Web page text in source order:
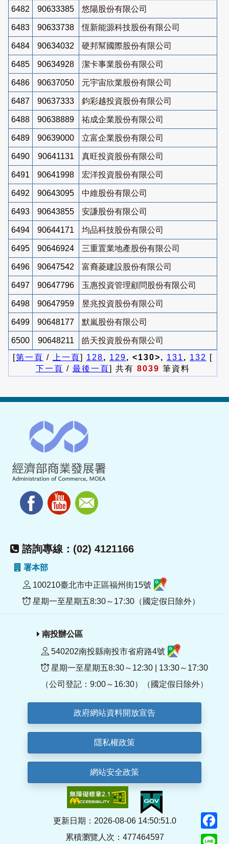
6482 90633385 悠陽股份有限公司
6483 90633738 恆新能源科技股份有限公司
6484 90634032 硬邦幫國際股份有限公司
6485 90634928 潔卡事業股份有限公司
6486 90637050 元宇宙欣業股份有限公司
6487 90637333 鈞彩越投資股份有限公司
6488 90638889 祐成企業股份有限公司
6489 90639000 立富企業股份有限公司
6490 90641131 真旺投資股份有限公司
6491 90641998 宏洋投資股份有限公司
6492 90643095 中維股份有限公司
6493 90643855 安謙股份有限公司
6494 90644171 均品科技股份有限公司
6495 90646924 三重置業地產股份有限公司
6496 90647542 富裔菱建設股份有限公司
6497 90647796 玉惠投資管理顧問股份有限公司
6498 90647959 昱兆投資股份有限公司
6499 90648177 默嵐股份有限公司
6500 90648211
皓天投資股份有限公司
[第一頁 / 上一頁] 128, 129, <130>, 131 , 132
[
下一頁 / 最後一頁] 共有 8039 筆資料
諮詢專線：(02) 4121166
署本部
100210臺北市中正區福州街15號
星期一至星期五8:30～17:30（國定假日除外）
南投辦公區
540202南投縣南投市省府路4號
星期一至星期五8:30～12:30 | 13:30～17:30
（公司登記：9:00～16:30）（國定假日除外）
政府網站資料開放宣告
隱私權政策
網站安全政策
更新日期：2026-08-06 14:50:51.0
累積瀏覽人次：477464597